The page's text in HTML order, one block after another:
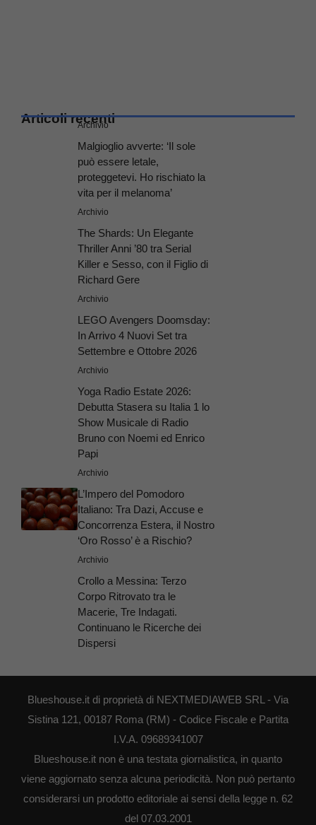
Articoli recenti
Archivio
Malgioglio avverte: ‘Il sole
può essere letale,
proteggetevi. Ho rischiato la
vita per il melanoma’
Archivio
The Shards: Un Elegante
Thriller Anni ’80 tra Serial
Killer e Sesso, con il Figlio di
Richard Gere
Archivio
LEGO Avengers Doomsday:
In Arrivo 4 Nuovi Set tra
Settembre e Ottobre 2026
Archivio
Yoga Radio Estate 2026:
Debutta Stasera su Italia 1 lo
Show Musicale di Radio
Bruno con Noemi ed Enrico
Papi
Archivio
L’Impero del Pomodoro
Italiano: Tra Dazi, Accuse e
Concorrenza Estera, il Nostro
‘Oro Rosso’ è a Rischio?
Archivio
Crollo a Messina: Terzo
Corpo Ritrovato tra le
Macerie, Tre Indagati.
Continuano le Ricerche dei
Dispersi
Blueshouse.it di proprietà di NEXTMEDIAWEB SRL - Via
Sistina 121, 00187 Roma (RM) - Codice Fiscale e Partita
I.V.A. 09689341007
Blueshouse.it non è una testata giornalistica, in quanto
viene aggiornato senza alcuna periodicità. Non può pertanto
considerarsi un prodotto editoriale ai sensi della legge n. 62
del 07.03.2001